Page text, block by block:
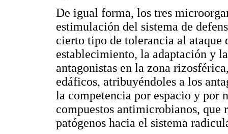
De igual forma, los tres
estimulación del sistema de
cierto tipo de tolerancia al ataque
establecimiento, la adaptación y
antagonistas en la zona
edáficos, atribuyéndoles a los
la competencia por espacio y por
compuestos antimicrobianos, que
patógenos hacia el sistema